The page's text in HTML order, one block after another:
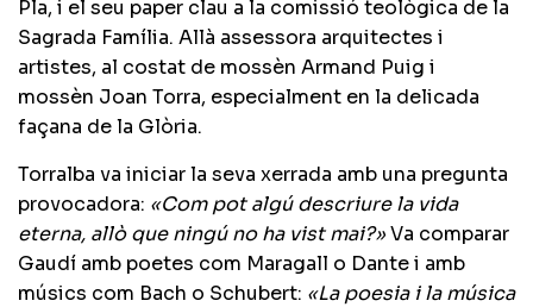
Pla, i el seu paper clau a la comissió teològica de la
Sagrada Família. Allà assessora arquitectes i
artistes, al costat de mossèn Armand Puig i
mossèn Joan Torra, especialment en la delicada
façana de la Glòria.
Torralba va iniciar la seva xerrada amb una pregunta
provocadora: «Com pot algú descriure la vida
eterna, allò que ningú no ha vist mai?»Va comparar
Gaudí amb poetes com Maragall o Dante i amb
músics com Bach o Schubert: «La poesia i la música